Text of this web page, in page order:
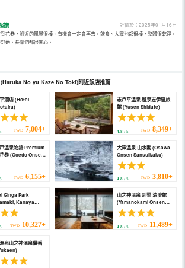
讚
評價於：2025年01月16日
花卷，附近的風景很棒、有機會一定會再去，飲食、大眾池都很棒，整體很乾淨，
適，長輩們都很開心，
(Haruka No yu Kaze No Toki)附近飯店推薦
店 (Hotel
TWD 7,004+
志戶平溫泉.遊泉志伊達旅
館 (Yusen Shidate)
4.8/ 5 TWD 8,349+
溫泉物語 Premium
Onsen
TWD 6,155+
大澤溫泉 山水閣 (Osawa
Onsen Sansuikaku)
4.8/ 5 TWD 3,810+
Ginga Park
Kanaya
Ginga
Hanamaki,
Onsen)
TWD 10,327+
山之神溫泉 別墅 清流館
(Yamanokami Onsen
Bessho Seiryukan)
4.8/ 5 TWD 11,489+
泉山之神溫泉優香